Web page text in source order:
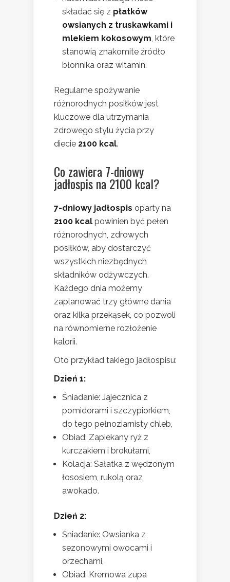
składać się z płatków
owsianych z truskawkami i
mlekiem kokosowym, które
stanowią znakomite źródło
błonnika oraz witamin.
Regularne spożywanie
różnorodnych posiłków jest
kluczowe dla utrzymania
zdrowego stylu życia przy
diecie 2100 kcal.
Co zawiera 7-dniowy
jadłospis na 2100 kcal?
7-dniowy jadłospis oparty na
2100 kcal powinien być pełen
różnorodnych, zdrowych
posiłków, aby dostarczyć
wszystkich niezbędnych
składników odżywczych.
Każdego dnia możemy
zaplanować trzy główne dania
oraz kilka przekąsek, co pozwoli
na równomierne rozłożenie
kalorii.
Oto przykład takiego jadłospisu:
Dzień 1:
Śniadanie: Jajecznica z
pomidorami i szczypiorkiem,
do tego pełnoziarnisty chleb,
Obiad: Zapiekany ryż z
kurczakiem i brokułami,
Kolacja: Sałatka z wędzonym
łososiem, rukolą oraz
awokado.
Dzień 2:
Śniadanie: Owsianka z
sezonowymi owocami i
orzechami,
Obiad: Kremowa zupa